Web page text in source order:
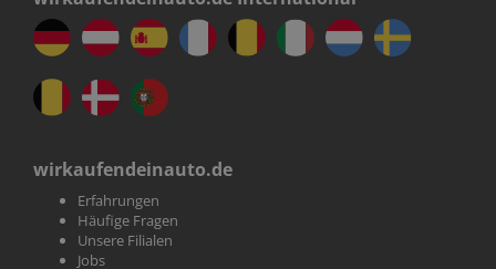
wirkaufendeinauto.de
Erfahrungen
Häufige Fragen
Unsere Filialen
Jobs